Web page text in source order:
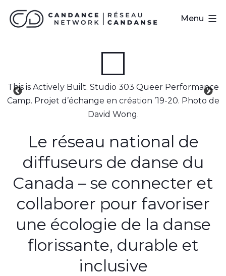
Skip
toRéseau
CanDanse
Menu
This is Actively Built. Studio 303 Queer Performance
Camp. Projet d’échange en création ’19-20. Photo de
David Wong.
Le réseau national de
diffuseurs de danse du
Canada – se connecter et
collaborer pour favoriser
une écologie de la danse
florissante, durable et
inclusive